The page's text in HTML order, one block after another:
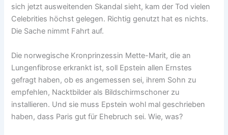
sich jetzt ausweitenden Skandal sieht, kam der Tod vielen
Celebrities höchst gelegen. Richtig genutzt hat es nichts.
Die Sache nimmt Fahrt auf.
Die norwegische Kronprinzessin Mette-Marit, die an
Lungenfibrose erkrankt ist, soll Epstein allen Ernstes
gefragt haben, ob es angemessen sei, ihrem Sohn zu
empfehlen, Nacktbilder als Bildschirmschoner zu
installieren. Und sie muss Epstein wohl mal geschrieben
haben, dass Paris gut für Ehebruch sei. Wie, was?